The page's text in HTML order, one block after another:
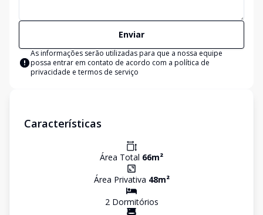
Enviar
As informações serão utilizadas para que a nossa equipe
possa entrar em contato de acordo com a política de
privacidade e termos de serviço
Características
Área Total 66m²
Área Privativa 48m²
2Dormitórios